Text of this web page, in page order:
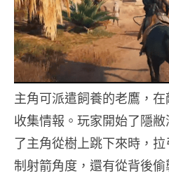
主角可派遣飼養的老鷹，在
收集情報。玩家開始了隱
了主角從樹上跳下來時，
制射箭角度，還有從背後偷